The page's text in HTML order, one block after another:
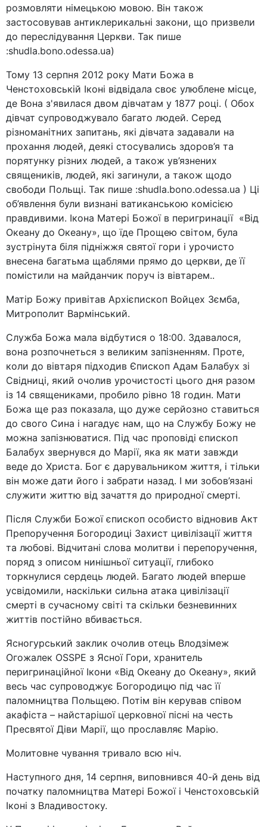
розмовляти німецькою мовою. Він також
застосовував антиклерикальні закони, що призвели
до переслідування Церкви. Так пише
:shudla.bono.odessa.ua)
Тому 13 серпня 2012 року Мати Божа в
Ченстоховській Іконі відвідала своє улюблене місце,
де Вона з'явилася двом дівчатам у 1877 році. ( Обох
дівчат супроводжувало багато людей. Серед
різноманітних запитань, які дівчата задавали на
прохання людей, деякі стосувались здоров’я та
порятунку різних людей, а також ув’язнених
священиків, людей, які загинули, а також щодо
свободи Польщі. Так пише :shudla.bono.odessa.ua ) Ці
об’явлення були визнані ватиканською комісією
правдивими. Ікона Матері Божої в перигринації «Від
Океану до Океану», що їде Прощею світом, була
зустрінута біля підніжжя святої гори і урочисто
внесена багатьма щаблями прямо до церкви, де її
помістили на майданчик поруч із вівтарем..
Матір Божу привітав Архієпископ Войцех Зємба,
Митрополит Вармінський.
Служба Божа мала відбутися о 18:00. Здавалося,
вона розпочнеться з великим запізненням. Проте,
коли до вівтаря підходив Єпископ Адам Балабух зі
Свідниці, який очолив урочистості цього дня разом
із 14 священиками, пробило рівно 18 годин. Мати
Божа ще раз показала, що дуже серйозно ставиться
до свого Сина і нагадує нам, що на Службу Божу не
можна запізнюватися. Під час проповіді єпископ
Балабух звернувся до Марії, яка як мати завжди
веде до Христа. Бог є дарувальником життя, і тільки
він може дати його і забрати назад. І ми зобов’язані
служити життю від зачаття до природної смерті.
Після Служби Божої єпископ особисто відновив Акт
Препоручення Богородиці Захист цивілізації життя
та любові. Відчитані слова молитви і перепоручення,
поряд з описом нинішньої ситуації, глибоко
торкнулися сердець людей. Багато людей вперше
усвідомили, наскільки сильна атака цивілізації
смерті в сучасному світі та скільки безневинних
життів постійно вбивається.
Ясногурський заклик очолив отець Влодзімеж
Огожалек OSSPE з Ясної Гори, хранитель
перигринаційної Ікони «Від Океану до Океану», який
весь час супроводжує Богородицю під час її
паломництва Польщею. Потім він керував співом
акафіста – найстарішої церковної пісні на честь
Пресвятої Діви Марії, що прославляє Марію.
Молитовне чування тривало всю ніч.
Наступного дня, 14 серпня, виповнився 40-й день від
початку паломництва Матері Божої і Ченстоховській
Іконі з Владивостоку.